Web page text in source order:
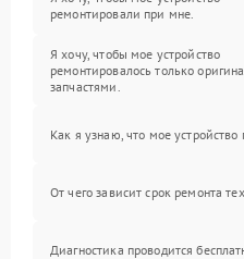
ремонтировали при мне.
Я хочу, чтобы мое устройство
ремонтировалось только
запчастями.
Как я узнаю, что мое устройство
От чего зависит срок ремонта
Диагностика проводится